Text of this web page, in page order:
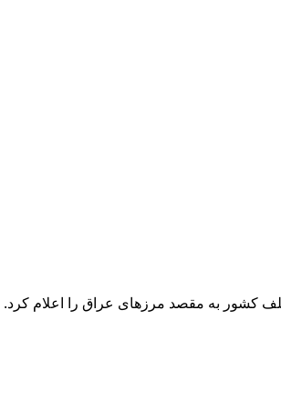
کشور به مقصد مرزهای عراق را اعلام کرد.